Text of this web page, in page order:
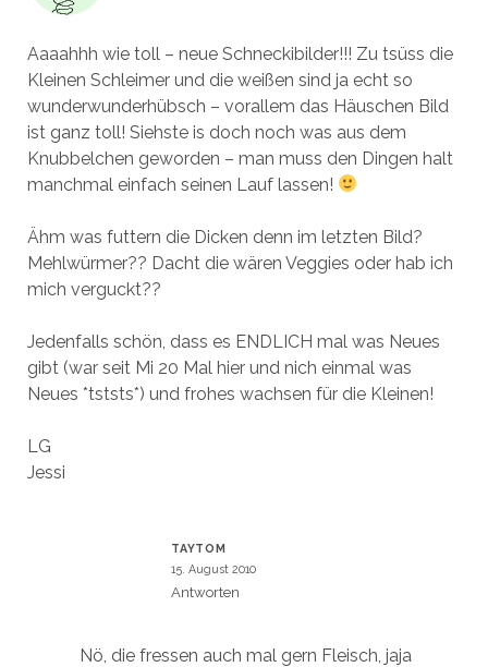
Aaaahhh wie toll – neue Schneckibilder!!! Zu tsüss die
Kleinen Schleimer und die weißen sind ja echt so
wunderwunderhübsch – vorallem das Häuschen Bild
ist ganz toll! Siehste is doch noch was aus dem
Knubbelchen geworden – man muss den Dingen halt
manchmal einfach seinen Lauf lassen!
Ähm was futtern die Dicken denn im letzten Bild?
Mehlwürmer?? Dacht die wären Veggies oder hab ich
mich verguckt??
Jedenfalls schön, dass es ENDLICH mal was Neues
gibt (war seit Mi 20 Mal hier und nich einmal was
Neues *tststs*) und frohes wachsen für die Kleinen!
LG
Jessi
TAYTOM
15. August 2010
Antworten
Nö, die fressen auch mal gern Fleisch, jaja